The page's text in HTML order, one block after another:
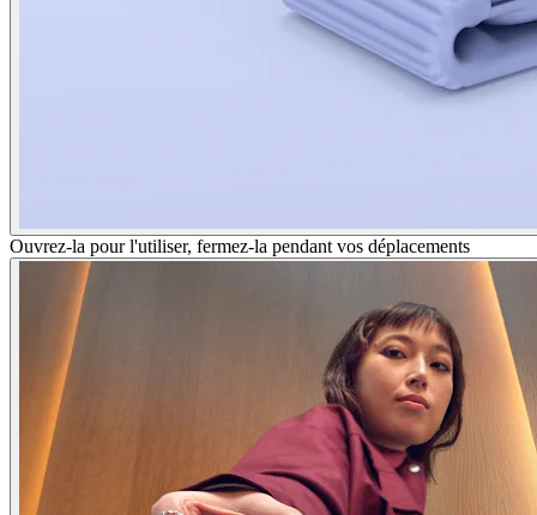
Ouvrez-la pour l'utiliser, fermez-la pendant vos déplacements